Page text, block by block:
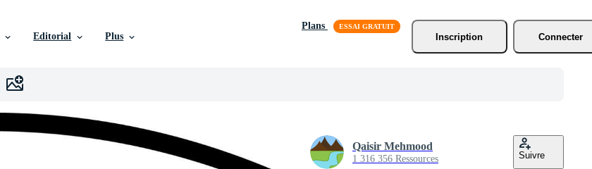
Editorial Plus
Plans
Inscription
Connecter
Qaisir Mehmood
1 316 356 Ressources Suivre